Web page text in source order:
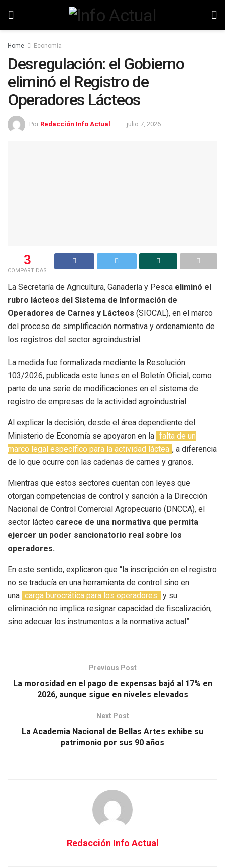
Home Economía
Desregulación: el Gobierno
eliminó el Registro de
Operadores Lácteos
Por Redacción Info Actual julio 7, 2026
3
COMPARTIDAS
La Secretaría de Agricultura, Ganadería y Pesca eliminó el
rubro lácteos del Sistema de Información de
Operadores de Carnes y Lácteos (SIOCAL), en el marco
del proceso de simplificación normativa y ordenamiento de
los registros del sector agroindustrial.
La medida fue formalizada mediante la Resolución
103/2026, publicada este lunes en el Boletín Oficial, como
parte de una serie de modificaciones en el sistema de
registro de empresas de la actividad agroindustrial.
Al explicar la decisión, desde el área dependiente del
Ministerio de Economía se apoyaron en la falta de un
marco legal específico para la actividad láctea , a diferencia
de lo que ocurre con las cadenas de carnes y granos.
Mientras que estos sectores cuentan con leyes que
otorgan competencias de control y sanción a la Dirección
Nacional de Control Comercial Agropecuario (DNCCA), el
sector lácteo carece de una normativa que permita
ejercer un poder sancionatorio real sobre los
operadores.
En este sentido, explicaron que “la inscripción en el registro
no se traducía en una herramienta de control sino en
una carga burocrática para los operadores
y su
eliminación no implica resignar capacidad de fiscalización,
sino adecuar los instrumentos a la normativa actual”.
Previous Post
La morosidad en el pago de expensas bajó al 17% en
2026, aunque sigue en niveles elevados
Next Post
La Academia Nacional de Bellas Artes exhibe su
patrimonio por sus 90 años
Redacción Info Actual